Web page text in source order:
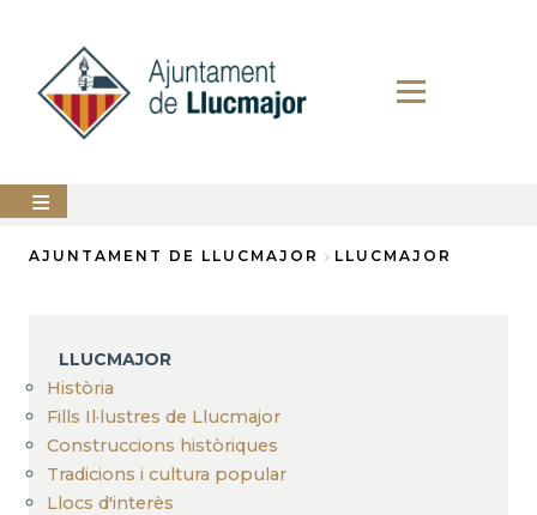
AJUNTAMENT
SERVEIS
MUNICIPALS
PERFIL
DEL
CONTRACTANT
ANUNCIS
AJUNTAMENT DE LLUCMAJOR LLUCMAJOR
LLUCMAJOR
Història
Fills Il·lustres de Llucmajor
Construccions històriques
Tradicions i cultura popular
Llocs d'interès